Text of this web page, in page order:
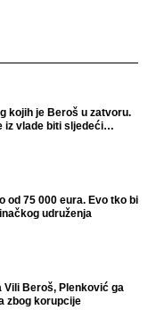
kojih je Beroš u zatvoru.
iz vlade biti sljedeći
od 75 000 eura. Evo tko bi
udruženja
Beroš, Plenković ga
zbog korupcije